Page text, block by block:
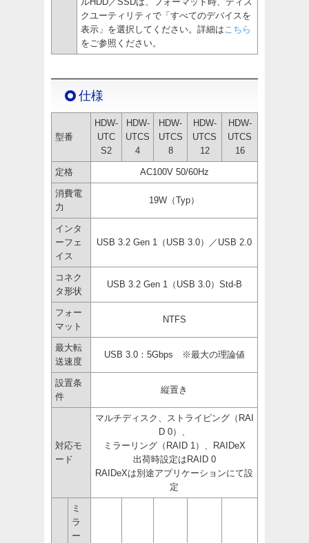
クユーティリティで「すべてのデバイスを
表示」を選択してください。詳細は こちら
をご参照ください。
仕様
型番
HDW-
UTC
S2
HDW-
UTCS
4
HDW-
UTCS
8
HDW-
UTCS
12
HDW-
UTCS
16
定格 AC100V 50/60Hz
消費電
力
19W（Typ）
インタ
ーフェ
イス
USB 3.2 Gen 1（USB 3.0）／USB 2.0
コネク
タ形状
USB 3.2 Gen 1（USB 3.0）Std-B
フォー
マット
NTFS
最大転
送速度
USB 3.0：5Gbps ※最大の理論値
設置条
件
縦置き
対応モ
ード
マルチディスク、ストライピング（RAI
D 0）、
ミラーリング（RAID 1）、RAIDeX
出荷時設定はRAID 0
RAIDeXは別途アプリケーションにて設
定
ミ
ラ
ー